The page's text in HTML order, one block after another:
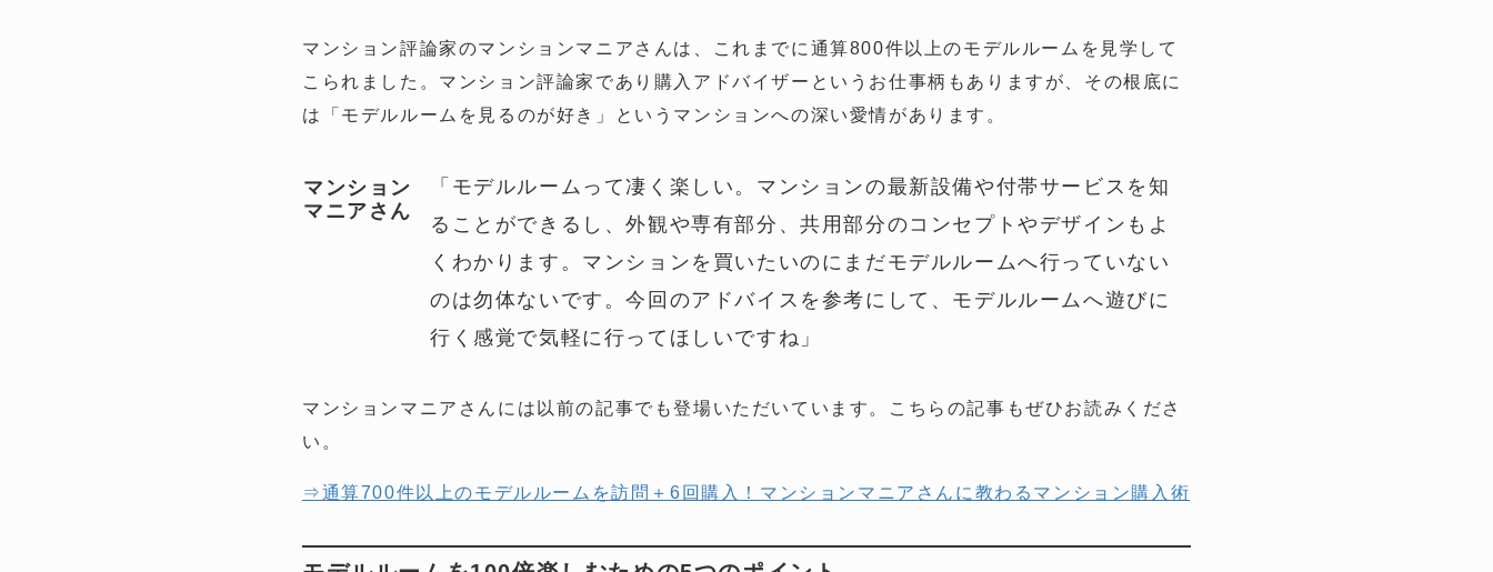
マンション評論家のマンションマニアさんは、これまでに通算800件以上のモデルルームを見学して
こられました。マンション評論家であり購入アドバイザーというお仕事柄もありますが、その根底に
は「モデルルームを見るのが好き」というマンションへの深い愛情があります。
マンション
マニアさん
「モデルルームって凄く楽しい。マンションの最新設備や付帯サービスを知
ることができるし、外観や専有部分、共用部分のコンセプトやデザインもよ
くわかります。マンションを買いたいのにまだモデルルームへ行っていない
のは勿体ないです。今回のアドバイスを参考にして、モデルルームへ遊びに
行く感覚で気軽に行ってほしいですね」
マンションマニアさんには以前の記事でも登場いただいています。こちらの記事もぜひお読みくださ
い。
⇒通算700件以上のモデルルームを訪問＋6回購入！マンションマニアさんに教わるマンション購入術